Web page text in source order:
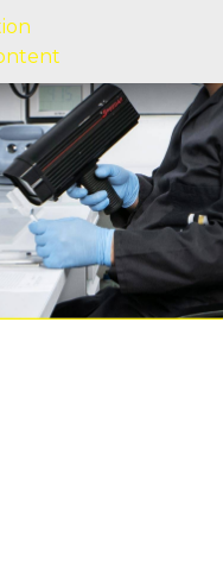
de equipos
industrial